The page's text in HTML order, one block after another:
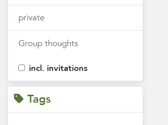
private
Group thoughts
incl. invitations
Tags